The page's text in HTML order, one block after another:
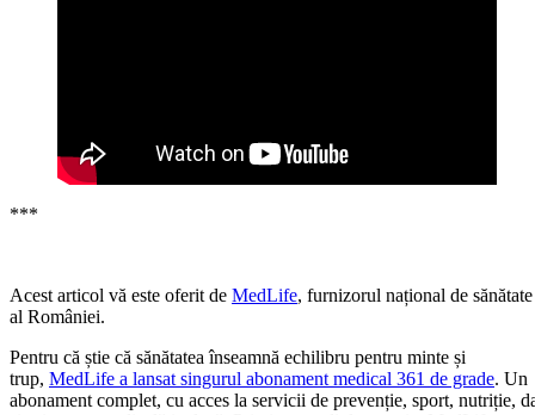
***
Acest articol vă este oferit de MedLife, furnizorul național de sănătate
al României.
Pentru că știe că sănătatea înseamnă echilibru pentru minte și
trup, MedLife a lansat singurul abonament medical 361 de grade. Un
abonament complet, cu acces la servicii de prevenție, sport, nutriție,